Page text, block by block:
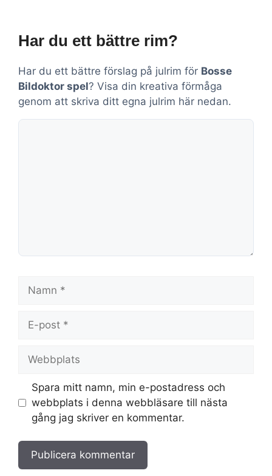
Har du ett bättre rim?
Har du ett bättre förslag på julrim för Bosse
Bildoktor spel? Visa din kreativa förmåga
genom att skriva ditt egna julrim här nedan.
Kommentar
post
Spara mitt namn, min e-postadress och
webbplats i denna webbläsare till nästa
gång jag skriver en kommentar.